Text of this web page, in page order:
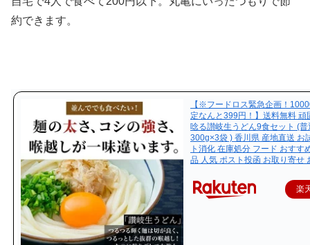
約できます。
【※フードロス緊急企画！
定なんと399円！】送料無料 頑
唸る讃岐生うどん9食セット (普
300g×3袋 ) 香川県 産地直送 お
ト消化 在庫処分 フード おすす
品 人気 ポスト投函 お取り寄せ
楽